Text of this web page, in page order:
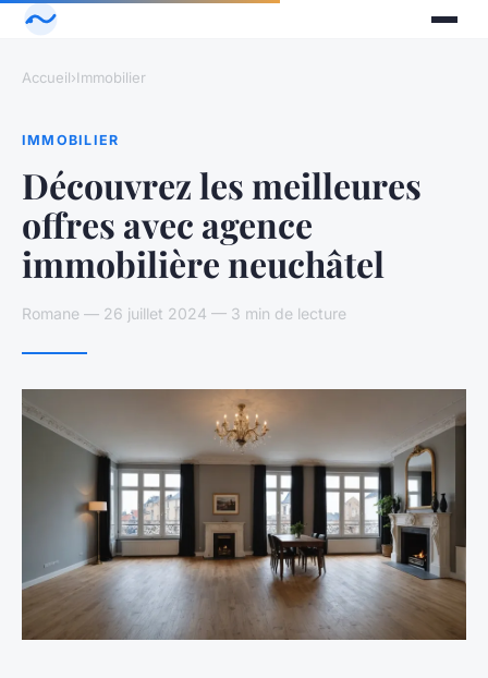
Accueil›Immobilier
IMMOBILIER
Découvrez les meilleures
offres avec agence
immobilière neuchâtel
Romane — 26 juillet 2024 — 3 min de lecture